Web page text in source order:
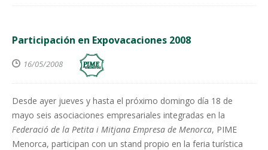
Participación en Expovacaciones 2008
16/05/2008
Desde ayer jueves y hasta el próximo domingo día 18 de
mayo seis asociaciones empresariales integradas en la
Federació de la Petita i Mitjana Empresa de Menorca, PIME
Menorca, participan con un stand propio en la feria turística